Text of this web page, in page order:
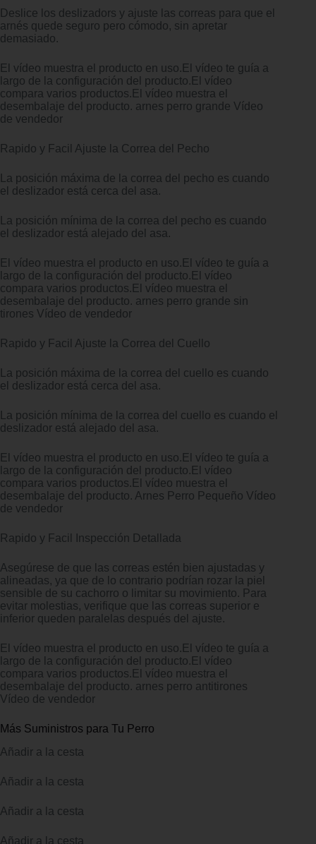
Deslice los deslizadors y ajuste las correas para que el
arnés quede seguro pero cómodo, sin apretar
demasiado.
El vídeo muestra el producto en uso.El vídeo te guía a
largo de la configuración del producto.El vídeo
compara varios productos.El vídeo muestra el
desembalaje del producto. arnes perro grande Vídeo
de vendedor
Rapido y Facil Ajuste la Correa del Pecho
La posición máxima de la correa del pecho es cuando
el deslizador está cerca del asa.
La posición mínima de la correa del pecho es cuando
el deslizador está alejado del asa.
El vídeo muestra el producto en uso.El vídeo te guía a
largo de la configuración del producto.El vídeo
compara varios productos.El vídeo muestra el
desembalaje del producto. arnes perro grande sin
tirones Vídeo de vendedor
Rapido y Facil Ajuste la Correa del Cuello
La posición máxima de la correa del cuello es cuando
el deslizador está cerca del asa.
La posición mínima de la correa del cuello es cuando el
deslizador está alejado del asa.
El vídeo muestra el producto en uso.El vídeo te guía a
largo de la configuración del producto.El vídeo
compara varios productos.El vídeo muestra el
desembalaje del producto. Arnes Perro Pequeño Vídeo
de vendedor
Rapido y Facil Inspección Detallada
Asegúrese de que las correas estén bien ajustadas y
alineadas, ya que de lo contrario podrían rozar la piel
sensible de su cachorro o limitar su movimiento. Para
evitar molestias, verifique que las correas superior e
inferior queden paralelas después del ajuste.
El vídeo muestra el producto en uso.El vídeo te guía a
largo de la configuración del producto.El vídeo
compara varios productos.El vídeo muestra el
desembalaje del producto. arnes perro antitirones
Vídeo de vendedor
Más Suministros para Tu Perro
Añadir a la cesta
Añadir a la cesta
Añadir a la cesta
Añadir a la cesta